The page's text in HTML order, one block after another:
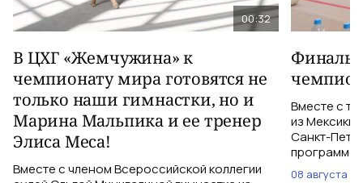
00:32
В ЦХГ «Жемчужина» к
чемпионату мира готовятся не
только наши гимнастки, но и
Марина Мальпика и ее тренер
Элиса Меса!
Вместе с членом Всероссийской коллегии
Вместе с
из Мексики
Санкт-
программе
08 августа